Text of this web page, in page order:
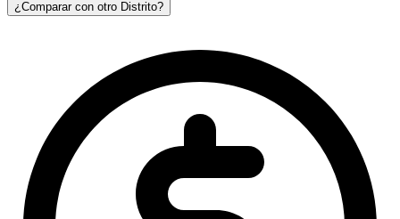
¿Comparar con otro Distrito?